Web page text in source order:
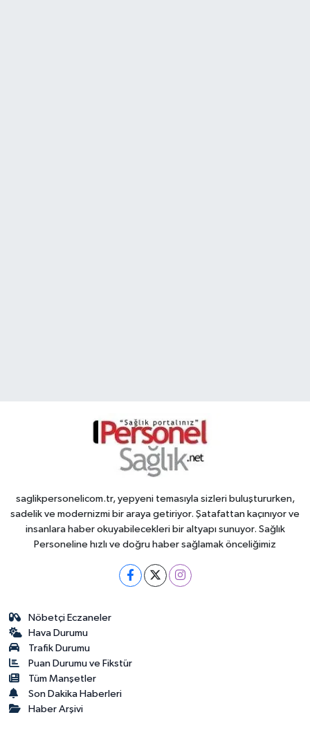
saglikpersonelicom.tr, yepyeni temasıyla sizleri buluştururken,
sadelik ve modernizmi bir araya getiriyor. Şatafattan kaçınıyor ve
insanlara haber okuyabilecekleri bir altyapı sunuyor. Sağlık
Personeline hızlı ve doğru haber sağlamak önceliğimiz
Nöbetçi Eczaneler
Hava Durumu
Trafik Durumu
Puan Durumu ve Fikstür
Tüm Manşetler
Son Dakika Haberleri
Haber Arşivi